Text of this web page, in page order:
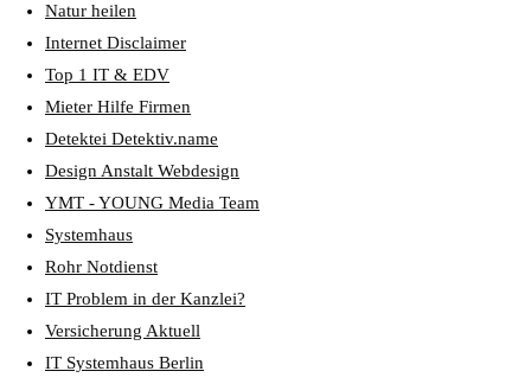
Natur heilen
Internet Disclaimer
Top 1 IT & EDV
Mieter Hilfe Firmen
Detektei Detektiv.name
Design Anstalt Webdesign
YMT - YOUNG Media Team
Systemhaus
Rohr Notdienst
IT Problem in der Kanzlei?
Versicherung Aktuell
IT Systemhaus Berlin